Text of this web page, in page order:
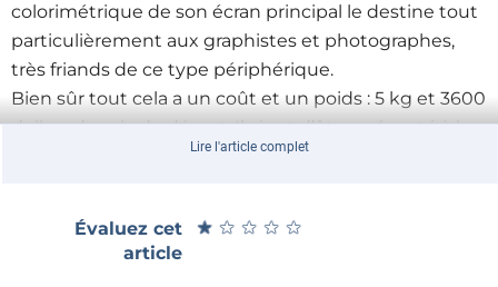
colorimétrique de son écran principal le destine tout
particulièrement aux graphistes et photographes,
très friands de ce type périphérique.
Bien sûr tout cela a un coût et un poids : 5 kg et 3600
dollars de prix de départ. Il vient d’être présenté à la
presse, mais ce bolide est disponible dès à présent…
Lire l'article complet
Évaluez cet
article
★ ★ ★ ★ ★
★ ★ ★ ★ ★